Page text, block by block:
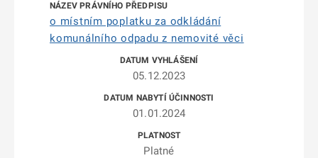
o místním poplatku za odkládání
komunálního odpadu z nemovité věci
05.12.2023
01.01.2024
Platné